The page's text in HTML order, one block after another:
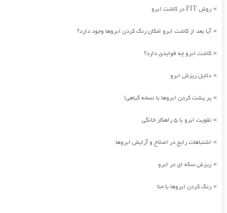
» روش FIT در کاشت ابرو
»آیا بعد از کاشت ابرو امکان رنگ کردن ابروها وجود دارد؟
» کاشت ابرو چه فوایدی دارد؟
» دلایل ریزش ابرو
» پر پشت کردن ابروها با نسخه گیاهی!
» تقویت ابرو با 5 راهکار خانگی
» اشتباهات رایج در اصلاح و آرایش ابروها
» ریزش سکه ای در ابرو
» رنگ کردن ابروها با حنا